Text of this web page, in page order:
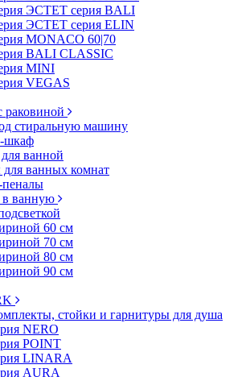
ЭСТЕТ серия BALI
ЭСТЕТ серия ELIN
MONACO 60|70
BALI CLASSIC
MINI
VEGAS
раковиной
стиральную машину
шкаф
ванной
ванных комнат
в ванную
60 см
70 см
80 см
90 см
стойки и гарнитуры для душа
NERO
POINT
LINARA
AURA